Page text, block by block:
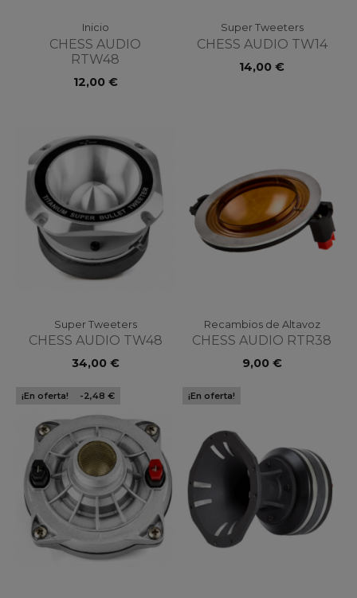
Inicio
CHESS AUDIO
RTW48
12,00 €
Super Tweeters
CHESS AUDIO TW14
14,00 €
Super Tweeters
CHESS AUDIO TW48
34,00 €
Recambios de Altavoz
CHESS AUDIO RTR38
9,00 €
¡En oferta! -2,48 € ¡En oferta!